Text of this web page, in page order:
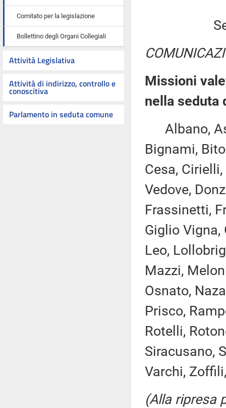
Comitato per la legislazione
Bollettino degli Organi Collegiali
Attività Legislativa
Attività di indirizzo, controllo e
conoscitiva
Parlamento in seduta comune
Missioni
nella seduta
Albano,
Bignami,
Cesa,
Vedove,
Frassinetti,
Giglio Vigna,
Leo,
Mazzi,
Osnato,
Prisco,
Rotelli,
Siracusano,
Varchi,
(Alla ripresa